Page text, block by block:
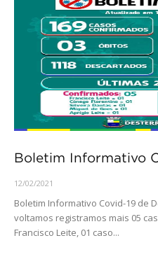
Boletim Informativo
12/02/2021
Boletim Informativo Covid-19 de
voltamos registramos mais 05
Francisco Leite, 01 caso...